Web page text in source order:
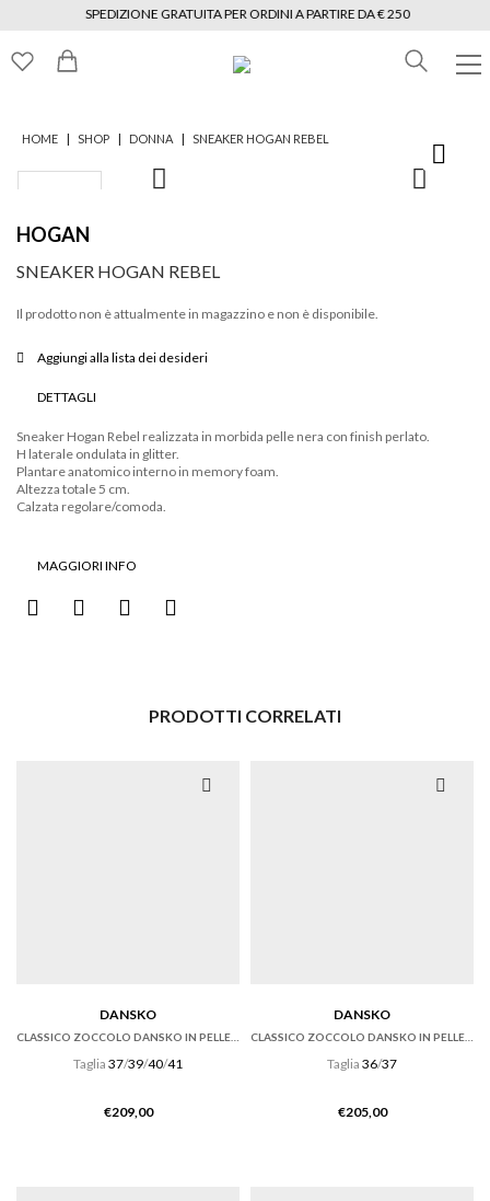
SPEDIZIONE GRATUITA PER ORDINI A PARTIRE DA € 250
HOME | SHOP | DONNA | SNEAKER HOGAN REBEL
HOGAN
SNEAKER HOGAN REBEL
Il prodotto non è attualmente in magazzino e non è disponibile.
Aggiungi alla lista dei desideri
DETTAGLI
Sneaker Hogan Rebel realizzata in morbida pelle nera con finish perlato.
H laterale ondulata in glitter.
Plantare anatomico interno in memory foam.
Altezza totale 5 cm.
Calzata regolare/comoda.
MAGGIORI INFO
PRODOTTI CORRELATI
DANSKO
CLASSICO ZOCCOLO DANSKO IN PELLE VERNICE NERA
Taglia 37/39/40/41
€209,00
DANSKO
CLASSICO ZOCCOLO DANSKO IN PELLE TUMBLED RUSSET
Taglia 36/37
€205,00